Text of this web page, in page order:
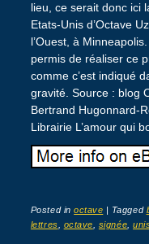
lieu, ce serait donc ici
Etats-Unis d’Octave
l’Ouest, à
permis de réaliser ce
comme c’est indiqué
gravité. Source : blog
Bertrand Hugonnard-
Librairie L’amour qui
Posted inoctave Tagged
lettres
octave signée ,